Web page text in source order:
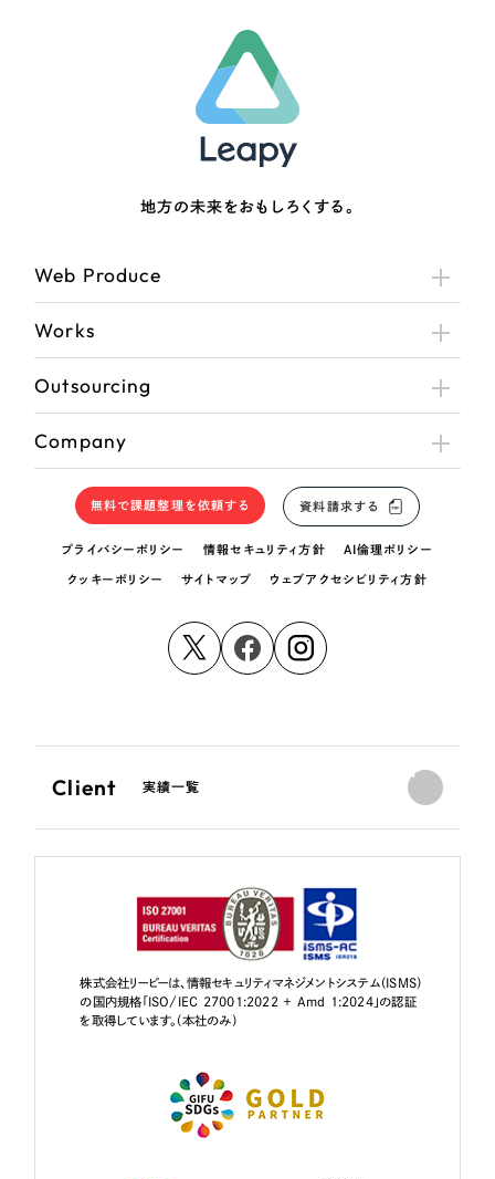
地方の未来をおもしろくする。
Web Produce
Works
Outsourcing
Company
無料で課題整理を依頼する 資料請求する
プライバシーポリシー 情報セキュリティ方針 AI倫理ポリシー
クッキーポリシー サイトマップ ウェブアクセシビリティ方針
Client 実績一覧
株式会社リーピーは、情報セキュリティマネジメントシステム（ISMS）
の国内規格「ISO/IEC 27001:2022 + Amd 1:2024」の認証
を取得しています。（本社のみ）